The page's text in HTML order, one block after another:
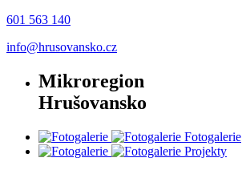
601 563 140
info@hrusovansko.cz
Mikroregion
Hrušovansko
Fotogalerie
Projekty